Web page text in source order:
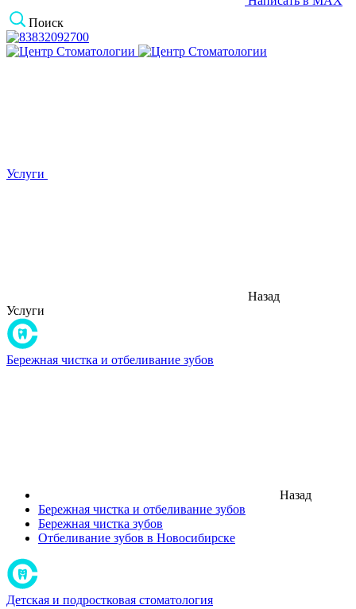
Поиск
Услуги
Назад
Услуги
Бережная чистка и отбеливание зубов
Назад
Бережная чистка и отбеливание зубов
Бережная чистка зубов
Отбеливание зубов в Новосибирске
Детская и подростковая стоматология